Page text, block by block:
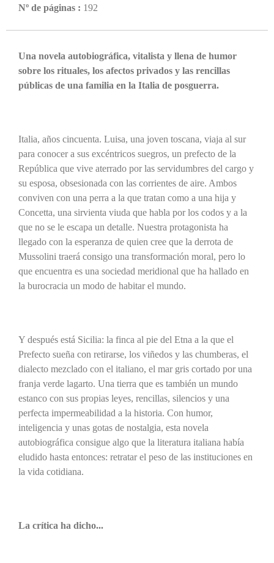
Nº de páginas : 192
Una novela autobiográfica, vitalista y llena de humor
sobre los rituales, los afectos privados y las rencillas
públicas de una familia en la Italia de posguerra.
Italia, años cincuenta. Luisa, una joven toscana, viaja al sur
para conocer a sus excéntricos suegros, un prefecto de la
República que vive aterrado por las servidumbres del cargo y
su esposa, obsesionada con las corrientes de aire. Ambos
conviven con una perra a la que tratan como a una hija y
Concetta, una sirvienta viuda que habla por los codos y a la
que no se le escapa un detalle. Nuestra protagonista ha
llegado con la esperanza de quien cree que la derrota de
Mussolini traerá consigo una transformación moral, pero lo
que encuentra es una sociedad meridional que ha hallado en
la burocracia un modo de habitar el mundo.
Y después está Sicilia: la finca al pie del Etna a la que el
Prefecto sueña con retirarse, los viñedos y las chumberas, el
dialecto mezclado con el italiano, el mar gris cortado por una
franja verde lagarto. Una tierra que es también un mundo
estanco con sus propias leyes, rencillas, silencios y una
perfecta impermeabilidad a la historia. Con humor,
inteligencia y unas gotas de nostalgia, esta novela
autobiográfica consigue algo que la literatura italiana había
eludido hasta entonces: retratar el peso de las instituciones en
la vida cotidiana.
La crítica ha dicho...